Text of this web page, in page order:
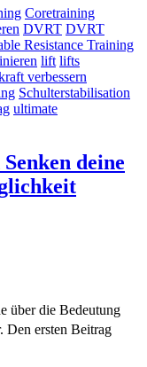
Coretraining
DVRT DVRT
Resistance Training
lift lifts
verbessern
Schulterstabilisation
ultimate
deine
über die Bedeutung
Den ersten Beitrag